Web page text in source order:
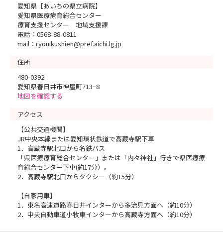
愛知県【あいちの県立病院】
愛知県医療療育総合センター
療育支援センター 地域支援課
電話：0568-88-0811
mail：ryouikushien@pref.aichi.lg.jp
住所
480-0392
愛知県春日井市神屋町713−8
地図を確認する
アクセス
【公共交通機関】
JR中央本線または愛知環状鉄道で高蔵寺駅下車
1．高蔵寺駅北口から名鉄バス
「県医療療育総合センター」または「内々神社」行きで県医療療
育総合センター下車(約17分）。
2．高蔵寺駅北口からタクシー（約15分）
【自家用車】
1．東名高速道路春日井インターから多治見方面へ（約10分）
2．中央自動車道小牧東インターから高蔵寺方面へ（約10分）